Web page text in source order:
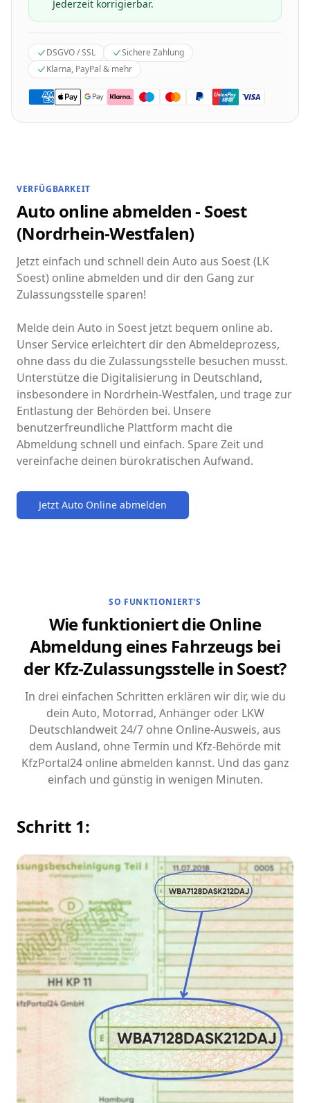
Jederzeit korrigierbar.
DSGVO / SSL
Sichere Zahlung
Klarna, PayPal & mehr
VERFÜGBARKEIT
Auto online abmelden - Soest
(Nordrhein-Westfalen)
Jetzt einfach und schnell dein Auto aus Soest (LK
Soest) online abmelden und dir den Gang zur
Zulassungsstelle sparen!
Melde dein Auto in Soest jetzt bequem online ab.
Unser Service erleichtert dir den Abmeldeprozess,
ohne dass du die Zulassungsstelle besuchen musst.
Unterstütze die Digitalisierung in Deutschland,
insbesondere in Nordrhein-Westfalen, und trage zur
Entlastung der Behörden bei. Unsere
benutzerfreundliche Plattform macht die
Abmeldung schnell und einfach. Spare Zeit und
vereinfache deinen bürokratischen Aufwand.
Jetzt Auto Online abmelden
SO FUNKTIONIERT'S
Wie funktioniert die Online
Abmeldung eines Fahrzeugs bei
der Kfz-Zulassungsstelle in Soest?
In drei einfachen Schritten erklären wir dir, wie du
dein Auto, Motorrad, Anhänger oder LKW
Deutschlandweit 24/7 ohne Online-Ausweis, aus
dem Ausland, ohne Termin und Kfz-Behörde mit
KfzPortal24 online abmelden kannst. Und das ganz
einfach und günstig in wenigen Minuten.
Schritt 1: